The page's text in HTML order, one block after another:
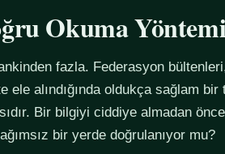
Okuma
fazla. Federasyon
alındığında oldukça sağlam bir
Bir bilgiyi ciddiye almadan
bir yerde doğrulanıyor mu?